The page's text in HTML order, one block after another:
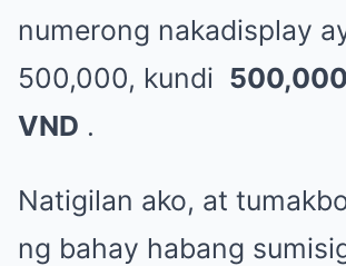
numerong nakadisplay
500,000, kundi
VND .
Natigilan ako, at
ng bahay habang